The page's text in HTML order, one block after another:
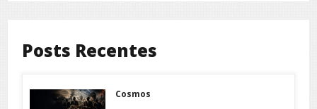
Posts Recentes
Cosmos